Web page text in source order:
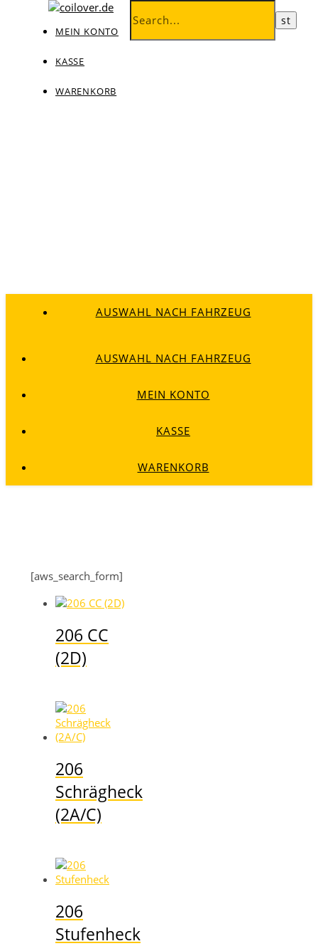
MEIN KONTO
KASSE
WARENKORB
AUSWAHL NACH FAHRZEUG
AUSWAHL NACH FAHRZEUG
MEIN KONTO
KASSE
WARENKORB
[aws_search_form]
206 CC
(2D)
206
Schrägheck
(2A/C)
206
Stufenheck